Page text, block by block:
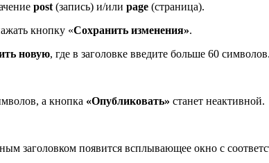
post (запись) и/или page (страница).
кнопку «Сохранить изменения».
новую, где в заголовке введите больше 60 символов.
а кнопка «Опубликовать» станет неактивной.
заголовком появится всплывающее окно с